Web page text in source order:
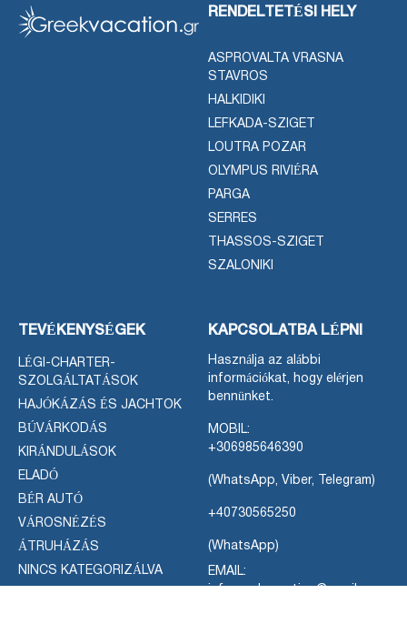
RENDELTETÉSI HELY
ASPROVALTA VRASNA
STAVROS
HALKIDIKI
LEFKADA-SZIGET
LOUTRA POZAR
OLYMPUS RIVIÉRA
PARGA
SERRES
THASSOS-SZIGET
SZALONIKI
TEVÉKENYSÉGEK
LÉGI-CHARTER-
SZOLGÁLTATÁSOK
HAJÓKÁZÁS ÉS JACHTOK
BÚVÁRKODÁS
KIRÁNDULÁSOK
ELADÓ
BÉR AUTÓ
VÁROSNÉZÉS
ÁTRUHÁZÁS
NINCS KATEGORIZÁLVA
KAPCSOLATBA LÉPNI
Használja az alábbi
információkat, hogy elérjen
bennünket.
MOBIL:
+306985646390
(WhatsApp, Viber, Telegram)
+40730565250
(WhatsApp)
EMAIL:
infogreekvacation@gmail.com